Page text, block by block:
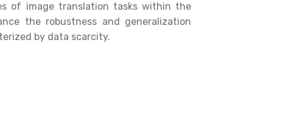
of image translation tasks within the
the robustness and generalization
by data scarcity.